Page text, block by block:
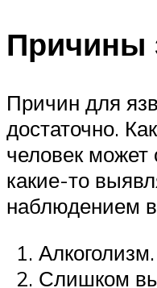
Причины
Причин для
достаточно.
человек
какие-то
наблюдением
Алкоголизм.
Слишком